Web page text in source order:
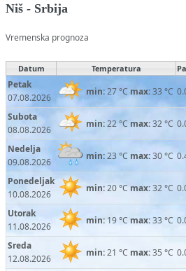
Niš - Srbija
Vremenska prognoza
Datum Temperatura
Petak
07.08.2026
min:27 °C max:33 °C
Subota
08.08.2026
min:22 °C max:32 °C
Nedelja
09.08.2026
min:23 °C max:30 °C
Ponedeljak
10.08.2026
min:20 °Cmax:32 °C
Utorak
11.08.2026
min:19 °C max:33 °C
Sreda
12.08.2026
min:21 °C max:35 °C